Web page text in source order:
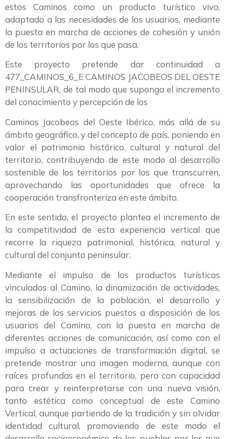
estos Caminos como un producto turístico vivo,
adaptado a las necesidades de los usuarios, mediante
la puesta en marcha de acciones de cohesión y unión
de los territorios por los que pasa.
Este proyecto pretende dar continuidad a
477_CAMINOS_6_E CAMINOS JACOBEOS DEL OESTE
PENINSULAR, de tal modo que suponga el incremento
del conocimiento y percepción de los
Caminos Jacobeos del Oeste Ibérico, más allá de su
ámbito geográfico, y del concepto de país, poniendo en
valor el patrimonio histórico, cultural y natural del
territorio, contribuyendo de este modo al desarrollo
sostenible de los territorios por los que transcurren,
aprovechando las oportunidades que ofrece la
cooperación transfronteriza en este ámbito.
En este sentido, el proyecto plantea el incremento de
la competitividad de esta experiencia vertical que
recorre la riqueza patrimonial, histórica, natural y
cultural del conjunto peninsular.
Mediante el impulso de los productos turísticos
vinculados al Camino, la dinamización de actividades,
la sensibilización de la población, el desarrollo y
mejoras de los servicios puestos a disposición de los
usuarios del Camino, con la puesta en marcha de
diferentes acciones de comunicación, así como con el
impulso a actuaciones de transformación digital, se
pretende mostrar una imagen moderna, aunque con
raíces profundas en el territorio, pero con capacidad
para crear y reinterpretarse con una nueva visión,
tanto estética como conceptual de este Camino
Vertical, aunque partiendo de la tradición y sin olvidar
identidad cultural, promoviendo de este modo el